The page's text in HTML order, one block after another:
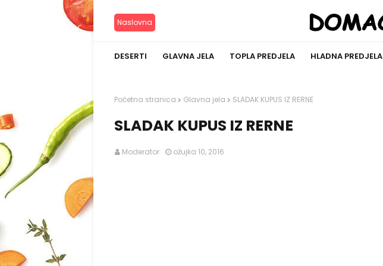
Naslovna
DESERTI GLAVNA JELA TOPLA PREDJELA HLADNA PREDJELA
Početna stranica Glavna jela SLADAK KUPUS IZ RERNE
SLADAK KUPUS IZ RERNE
Moderator ožujka 10, 2016